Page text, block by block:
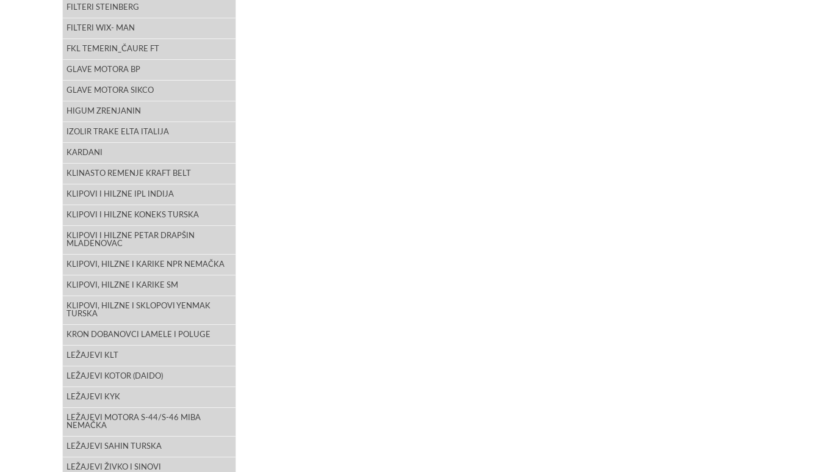
FILTERI STEINBERG
FILTERI WIX- MAN
FKL TEMERIN_ČAURE FT
GLAVE MOTORA BP
GLAVE MOTORA SIKCO
HIGUM ZRENJANIN
IZOLIR TRAKE ELTA ITALIJA
KARDANI
KLINASTO REMENJE KRAFT BELT
KLIPOVI I HILZNE IPL INDIJA
KLIPOVI I HILZNE KONEKS TURSKA
KLIPOVI I HILZNE PETAR DRAPŠIN
MLADENOVAC
KLIPOVI, HILZNE I KARIKE NPR NEMAČKA
KLIPOVI, HILZNE I KARIKE SM
KLIPOVI, HILZNE I SKLOPOVI YENMAK
TURSKA
KRON DOBANOVCI LAMELE I POLUGE
LEŽAJEVI KLT
LEŽAJEVI KOTOR (DAIDO)
LEŽAJEVI KYK
LEŽAJEVI MOTORA S-44/S-46 MIBA
NEMAČKA
LEŽAJEVI SAHIN TURSKA
LEŽAJEVI ŽIVKO I SINOVI